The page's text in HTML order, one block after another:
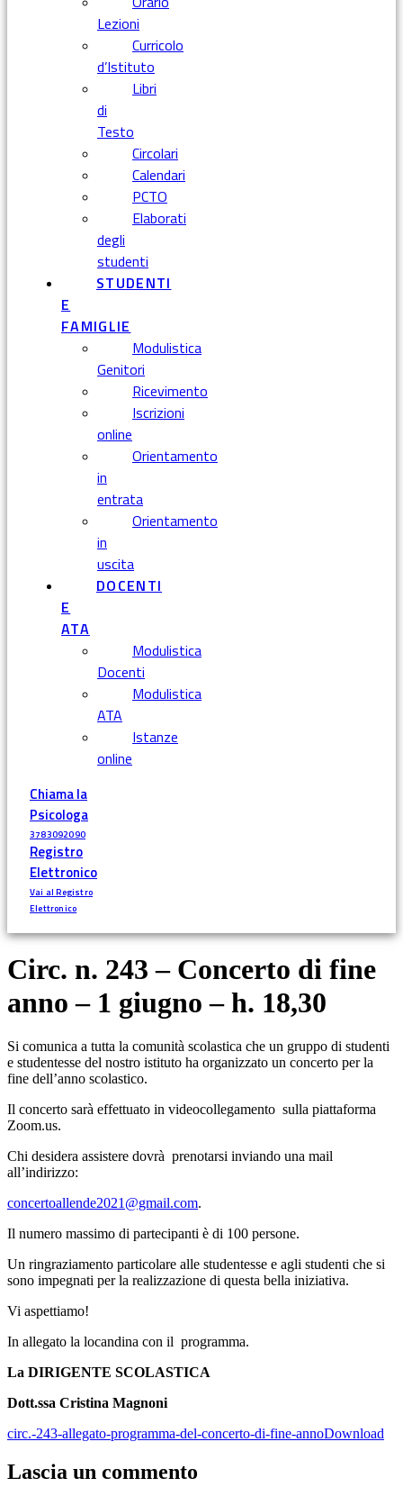
Lezioni
Curricolo
d’Istituto
Libri
di
Testo
Circolari
Calendari
PCTO
Elaborati
degli
studenti
STUDENTI
E
FAMIGLIE
Modulistica
Genitori
Ricevimento
Iscrizioni
online
Orientamento
in
entrata
Orientamento
in
uscita
DOCENTI
E
ATA
Modulistica
Docenti
Modulistica
ATA
Istanze
online
Chiama la
Psicologa
3783092090
Registro
Elettronico
Vai al Registro
Elettronico
Circ. n. 243 – Concerto di fine
anno – 1 giugno – h. 18,30
Si comunica a tutta la comunità scolastica che un gruppo di studenti
e studentesse del nostro istituto ha organizzato un concerto per la
fine dell’anno scolastico.
Il concerto sarà effettuato in videocollegamento sulla piattaforma
Zoom.us.
Chi desidera assistere dovrà prenotarsi inviando una mail
all’indirizzo:
concertoallende2021@gmail.com.
Il numero massimo di partecipanti è di 100 persone.
Un ringraziamento particolare alle studentesse e agli studenti che si
sono impegnati per la realizzazione di questa bella iniziativa.
Vi aspettiamo!
In allegato la locandina con il programma.
La DIRIGENTE SCOLASTICA
Dott.ssa Cristina Magnoni
circ.-243-allegato-programma-del-concerto-di-fine-annoDownload
Lascia un commento